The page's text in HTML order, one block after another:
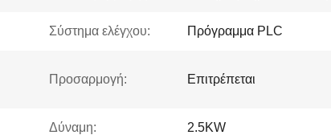
Σύστημα ελέγχου: Πρόγραμμα PLC
Προσαρμογή: Επιτρέπεται
Δύναμη: 2.5KW